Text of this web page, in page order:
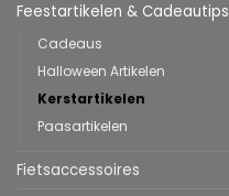
Feestartikelen & Cadeautips
Cadeaus
Halloween Artikelen
Kerstartikelen
Paasartikelen
Fietsaccessoires